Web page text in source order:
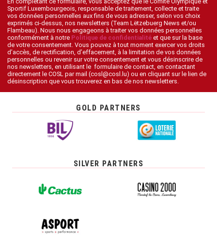
Sportif Luxembourgeois, responsable de traitement, collecte et traite
vos données personnelles aux fins de vous adresser, selon vos choix
exprimés ci-dessus, nos newsletters (Team Lëtzebuerg News et/ou
Flambeau). Nous nous engageons à traiter vos données personnelles
conformément à notre Politique de confidentialité et que sur la base
de votre consentement. Vous pouvez à tout moment exercer vos droits
d’accès, de rectification, d’effacement, à la limitation de vos données
personnelles ou revenir sur votre consentement et vous désinscrire de
nos newsletters, en utilisant le formulaire de contact, en contactant
directement le COSL par mail (cosl@cosl.lu) ou en cliquant sur le lien de
désinscription que vous trouverez en bas de nos newsletters.
GOLD PARTNERS
SILVER PARTNERS